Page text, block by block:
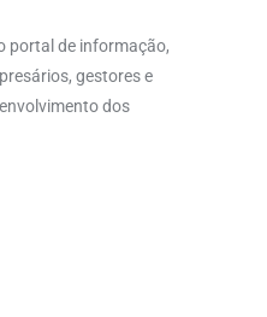
portal de informação,
gestores e
dos